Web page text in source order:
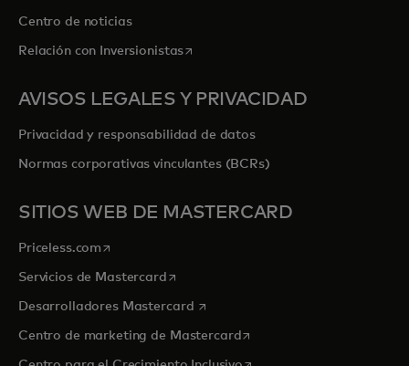
Centro de noticias
Relación con Inversionistasse abre en una pestaña nueva
AVISOS LEGALES Y PRIVACIDAD
Privacidad y responsabilidad de datos
Normas corporativas vinculantes (BCRs)
SITIOS WEB DE MASTERCARD
Priceless.com se abre en una pestaña nueva
Servicios de Mastercardse abre en una pestaña nueva
Desarrolladores Mastercard se abre en una pestaña nueva
Centro de marketing de Mastercardse abre en una pestaña
se abre en una pestaña